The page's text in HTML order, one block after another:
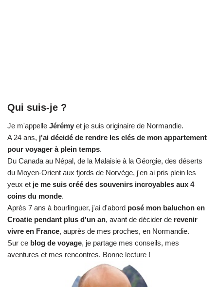
Qui suis-je ?
Je m'appelle Jérémy et je suis originaire de Normandie.
A 24 ans, j'ai décidé de rendre les clés de mon appartement
pour voyager à plein temps.
Du Canada au Népal, de la Malaisie à la Géorgie, des déserts
du Moyen-Orient aux fjords de Norvège, j'en ai pris plein les
yeux et je me suis créé des souvenirs incroyables aux 4
coins du monde.
Après 7 ans à bourlinguer, j'ai d'abord posé mon baluchon en
Croatie pendant plus d'un an, avant de décider de revenir
vivre en France, auprès de mes proches, en Normandie.
Sur ce blog de voyage, je partage mes conseils, mes
aventures et mes rencontres. Bonne lecture !